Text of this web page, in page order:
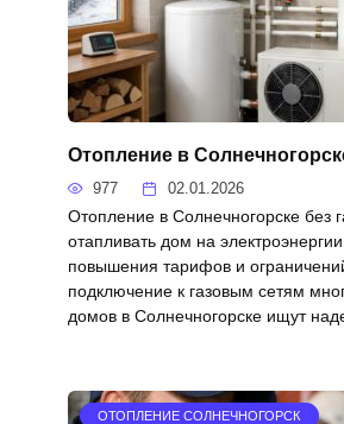
Отопление в
977 02.01.2026
Отопление в Солнечногорске без
отапливать дом на
повышения тарифов и
подключение к газовым сетям
домов в Солнечногорске ищут
ОТОПЛЕНИЕ СОЛНЕЧНОГОРСК